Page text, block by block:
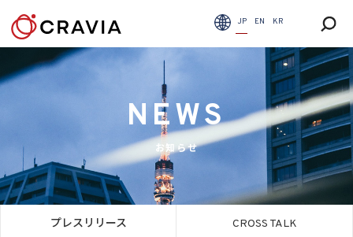
JP EN KR
NEWS
お知らせ
プレスリリース CROSS TALK